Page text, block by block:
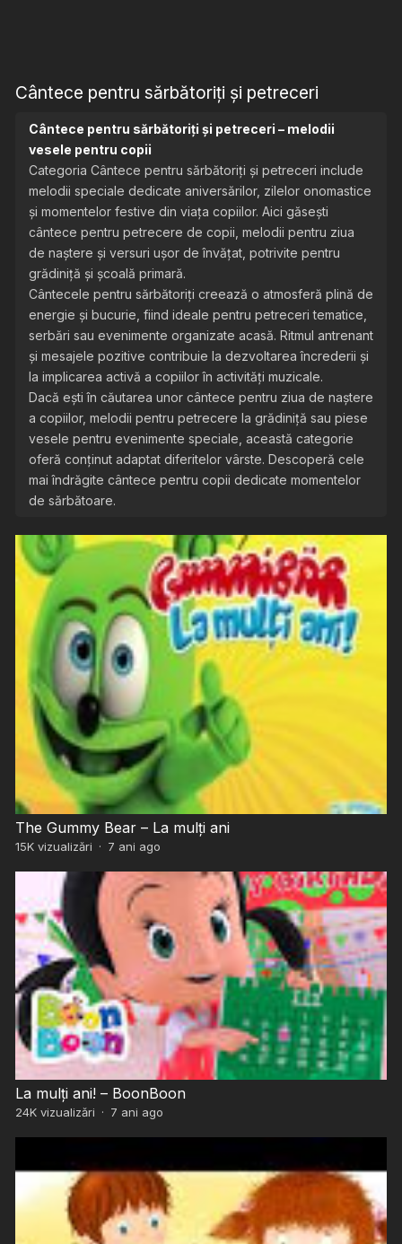
Cântece pentru sărbătoriți și petreceri
Cântece pentru sărbătoriți și petreceri – melodii
vesele pentru copii
Categoria Cântece pentru sărbătoriți și petreceri include
melodii speciale dedicate aniversărilor, zilelor onomastice
și momentelor festive din viața copiilor. Aici găsești
cântece pentru petrecere de copii, melodii pentru ziua
de naștere și versuri ușor de învățat, potrivite pentru
grădiniță și școală primară.
Cântecele pentru sărbătoriți creează o atmosferă plină de
energie și bucurie, fiind ideale pentru petreceri tematice,
serbări sau evenimente organizate acasă. Ritmul antrenant
și mesajele pozitive contribuie la dezvoltarea încrederii și
la implicarea activă a copiilor în activități muzicale.
Dacă ești în căutarea unor cântece pentru ziua de naștere
a copiilor, melodii pentru petrecere la grădiniță sau piese
vesele pentru evenimente speciale, această categorie
oferă conținut adaptat diferitelor vârste. Descoperă cele
mai îndrăgite cântece pentru copii dedicate momentelor
de sărbătoare.
The Gummy Bear – La mulți ani
15Kvizualizări · 7 ani ago
La mulți ani! – BoonBoon
24Kvizualizări · 7 ani ago